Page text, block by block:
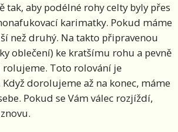
aby podélné rohy celty byly přes
karimatky. Pokud máme
než druhý. Na takto připravenou
oblečení) ke kratšímu rohu a pevně
rolujeme. Toto rolování je
dorolujeme až na konec, máme
Pokud se Vám válec rozjíždí,